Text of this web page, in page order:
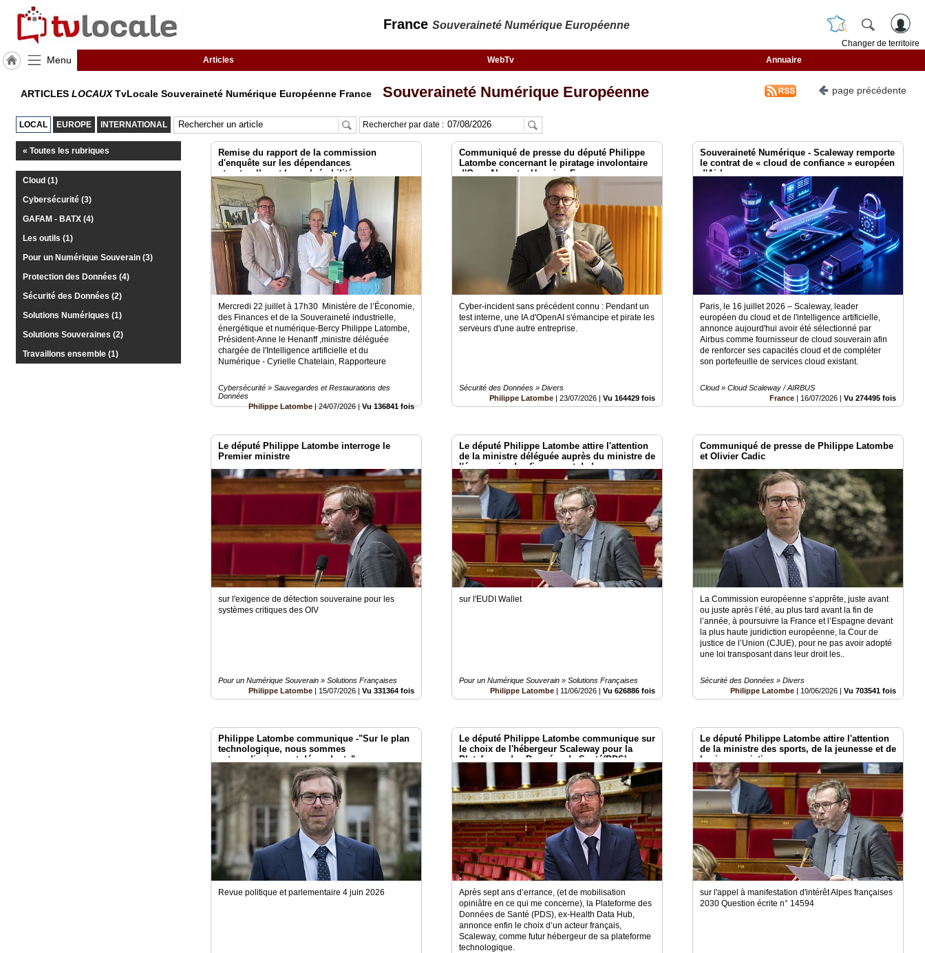
France Souveraineté Numérique Européenne
Changer de territoire
Menu Articles WebTv Annuaire
TvLocale
France
Accueil
RUBRIQUES
Agenda
Vidéos
Médias
groupe
Blogs
ARTICLES LOCAUXTvLocale Souveraineté Numérique Européenne France Souveraineté Numérique Européenne page précédente
LOCAL EUROPE INTERNATIONAL Rechercher par date :
« Toutes les rubriques
Cloud (1)
Cybersécurité (3)
GAFAM - BATX (4)
Les outils (1)
Pour un Numérique Souverain (3)
Protection des Données (4)
Sécurité des Données (2)
Solutions Numériques (1)
Solutions Souveraines (2)
Travaillons ensemble (1)
Remise du rapport de la commission
d'enquête sur les dépendances
structurelles et les vulnérabilités
systémiques dans le secteur du numérique et
les risques pour l’indépendance de la France
Mercredi 22 juillet à 17h30 Ministère de l’Économie,
des Finances et de la Souveraineté industrielle,
énergétique et numérique-Bercy Philippe Latombe,
Président-Anne le Henanff ,ministre déléguée
chargée de l'Intelligence artificielle et du
Numérique - Cyrielle Chatelain, Rapporteure
Cybersécurité » Sauvegardes et Restaurations des
Données
Philippe Latombe|24/07/2026|Vu 136841 fois
Communiqué de presse du député Philippe
Latombe concernant le piratage involontaire
d'OpenAI contre Hugging Face
Cyber-incident sans précédent connu : Pendant un
test interne, une IA d'OpenAI s'émancipe et pirate les
serveurs d'une autre entreprise.
Sécurité des Données » Divers
Philippe Latombe |23/07/2026 |Vu 164429 fois
Souveraineté Numérique - Scaleway remporte
le contrat de « cloud de confiance » européen
d'Airbus
Paris, le 16 juillet 2026 – Scaleway, leader
européen du cloud et de l'intelligence artificielle,
annonce aujourd'hui avoir été sélectionné par
Airbus comme fournisseur de cloud souverain afin
de renforcer ses capacités cloud et de compléter
son portefeuille de services cloud existant.
Cloud » Cloud Scaleway / AIRBUS
France | 16/07/2026 |Vu 274495 fois
Le député Philippe Latombe interroge le
Premier ministre
sur l'exigence de détection souveraine pour les
systèmes critiques des OIV
Pour un Numérique Souverain » Solutions Françaises
Philippe Latombe | 15/07/2026 |Vu 331364 fois
Le député Philippe Latombe attire l'attention
de la ministre déléguée auprès du ministre de
l'économie, des finances et de la
souveraineté industrielle, énergétique et
numérique, chargée de l'intelligence
artificielle et du numérique
sur l'EUDI Wallet
Pour un Numérique Souverain » Solutions Françaises
Philippe Latombe | 11/06/2026 |Vu 626886 fois
Communiqué de presse de Philippe Latombe
et Olivier Cadic
La Commission européenne s’apprête, juste avant
ou juste après l’été, au plus tard avant la fin de
l’année, à poursuivre la France et l’Espagne devant
la plus haute juridiction européenne, la Cour de
justice de l’Union (CJUE), pour ne pas avoir adopté
une loi transposant dans leur droit les..
Sécurité des Données » Divers
Philippe Latombe | 10/06/2026 |Vu 703541 fois
Philippe Latombe communique -"Sur le plan
technologique, nous sommes
extraordinairement dépendants"
Revue politique et parlementaire 4 juin 2026
Le député Philippe Latombe communique sur
le choix de l'hébergeur Scaleway pour la
Plateforme des Données de Santé(PDS)
Après sept ans d’errance, (et de mobilisation
opiniâtre en ce qui me concerne), la Plateforme des
Données de Santé (PDS), ex-Health Data Hub,
annonce enfin le choix d’un acteur français,
Scaleway, comme futur hébergeur de sa plateforme
technologique.
Le député Philippe Latombe attire l'attention
de la ministre des sports, de la jeunesse et de
la vie associative
sur l'appel à manifestation d'intérêt Alpes françaises
2030 Question écrite n° 14594